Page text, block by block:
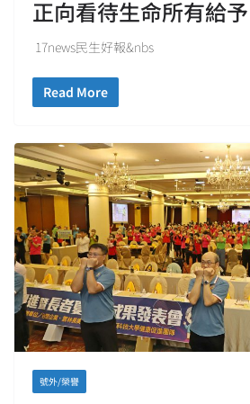
正向看待生命所有給予
17news民生好報&nbs
Read More
號外/榮譽